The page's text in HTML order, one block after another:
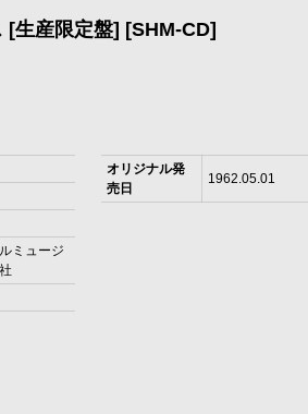
[生産限定盤] [SHM-CD]
ミュージ
オリジナル発
売日
1962.05.01